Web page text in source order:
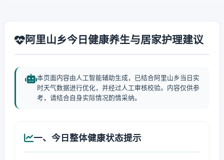
阿里山乡今日健康养生与居家护理建议
本页面内容由人工智能辅助生成，已结合阿里山乡当日实
时天气数据进行优化，并经过人工审核校验。内容仅供参
考，请结合自身实际情况酌情采纳。
一、今日整体健康状态提示